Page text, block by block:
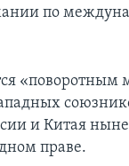
по
и Китая
праве.